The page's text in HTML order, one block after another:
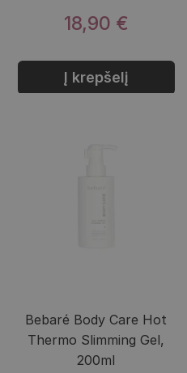
18,90 €
Į krepšelį
Bebaré Body Care Hot
Thermo Slimming Gel,
200ml